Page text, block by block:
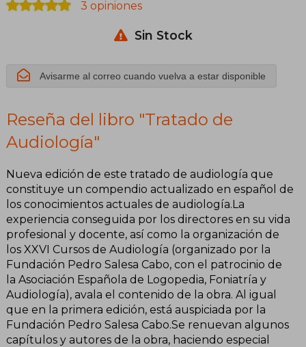
3 opiniones
Sin Stock
Avisarme al correo cuando vuelva a estar disponible
Reseña del libro "Tratado de
Audiología"
Nueva edición de este tratado de audiología que
constituye un compendio actualizado en español de
los conocimientos actuales de audiología.La
experiencia conseguida por los directores en su vida
profesional y docente, así como la organización de
los XXVI Cursos de Audiología (organizado por la
Fundación Pedro Salesa Cabo, con el patrocinio de
la Asociación Española de Logopedia, Foniatría y
Audiología), avala el contenido de la obra. Al igual
que en la primera edición, está auspiciada por la
Fundación Pedro Salesa Cabo.Se renuevan algunos
capítulos y autores de la obra, haciendo especial